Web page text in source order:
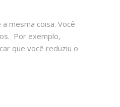
mesma coisa. Você
Por exemplo,
que você reduziu o